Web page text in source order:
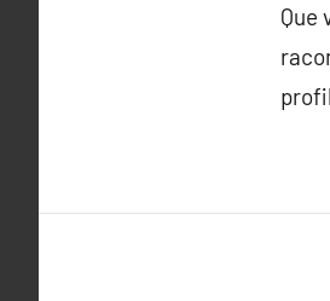
Que